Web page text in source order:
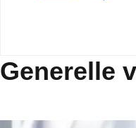
Generelle